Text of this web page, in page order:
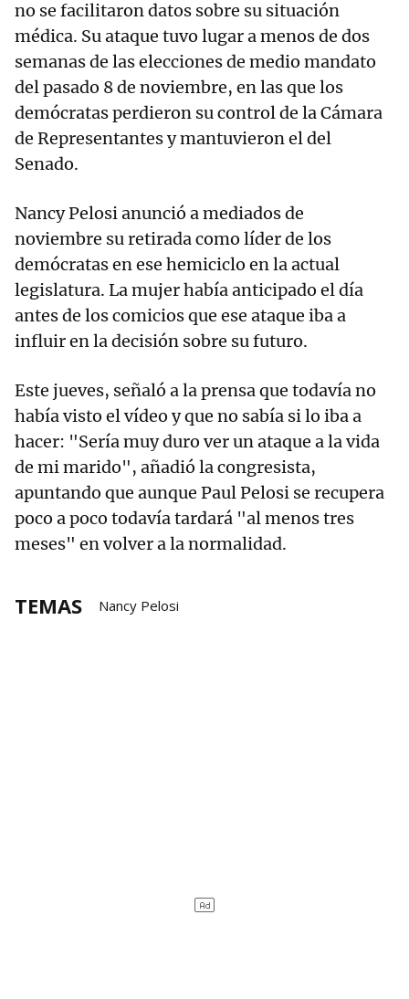
no se facilitaron datos sobre su situación
médica. Su ataque tuvo lugar a menos de dos
semanas de las elecciones de medio mandato
del pasado 8 de noviembre, en las que los
demócratas perdieron su control de la Cámara
de Representantes y mantuvieron el del
Senado.
Nancy Pelosi anunció a mediados de
noviembre su retirada como líder de los
demócratas en ese hemiciclo en la actual
legislatura. La mujer había anticipado el día
antes de los comicios que ese ataque iba a
influir en la decisión sobre su futuro.
Este jueves, señaló a la prensa que todavía no
había visto el vídeo y que no sabía si lo iba a
hacer: "Sería muy duro ver un ataque a la vida
de mi marido", añadió la congresista,
apuntando que aunque Paul Pelosi se recupera
poco a poco todavía tardará "al menos tres
meses" en volver a la normalidad.
TEMAS Nancy Pelosi